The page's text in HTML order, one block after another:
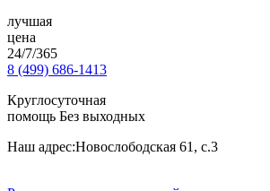
лучшая
цена
24/7/365
8 (499) 686-1413
Круглосуточная
помощь Без выходных
Наш адрес:Новослободская 61, с.3